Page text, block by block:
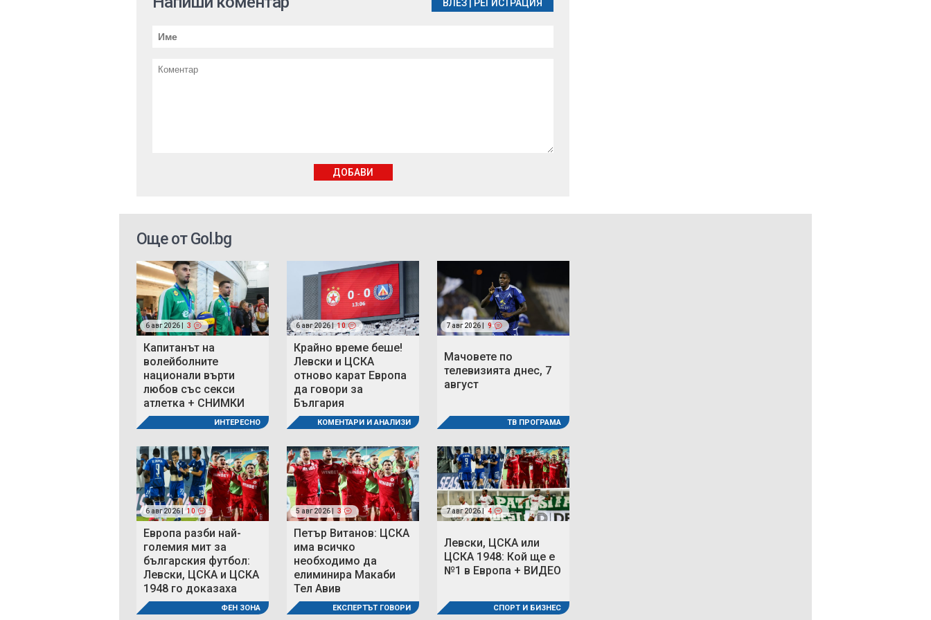
ВЛЕЗ РЕГИСТРАЦИЯ
ДОБАВИ
Още от Gol.bg
6 авг 2026 | 3
Капитанът на
волейболните
национали върти
любов със секси
атлетка + СНИМКИ
ИНТЕРЕСНО
6 авг 2026 | 10
Крайно време беше!
Левски и ЦСКА
отново карат Европа
да говори за
България
КОМЕНТАРИ И АНАЛИЗИ
7 авг 2026 | 9
Мачовете по
телевизията днес, 7
август
ТВ ПРОГРАМА
6 авг 2026 | 10
Европа разби най-
големия мит за
българския футбол:
Левски, ЦСКА и ЦСКА
1948 го доказаха
ФЕН ЗОНА
5 авг 2026 | 3
Петър Витанов: ЦСКА
има всичко
необходимо да
елиминира Макаби
Тел Авив
ЕКСПЕРТЪТ ГОВОРИ
7 авг 2026 | 4
Левски, ЦСКА или
ЦСКА 1948: Кой ще е
№1 в Европа + ВИДЕО
СПОРТ И БИЗНЕС